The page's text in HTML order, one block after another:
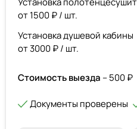
от 1500 ₽ / шт.
Установка душевой кабины
от 3000 ₽ / шт.
Стоимость выезда – 500 ₽
Документы проверены